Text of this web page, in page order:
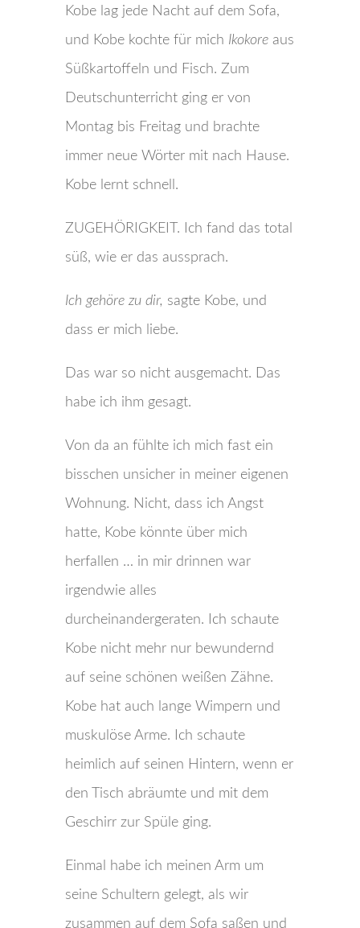
Kobe lag jede Nacht auf dem Sofa,
und Kobe kochte für mich Ikokore aus
Süßkartoffeln und Fisch. Zum
Deutschunterricht ging er von
Montag bis Freitag und brachte
immer neue Wörter mit nach Hause.
Kobe lernt schnell.
ZUGEHÖRIGKEIT. Ich fand das total
süß, wie er das aussprach.
Ich gehöre zu dir, sagte Kobe, und
dass er mich liebe.
Das war so nicht ausgemacht. Das
habe ich ihm gesagt.
Von da an fühlte ich mich fast ein
bisschen unsicher in meiner eigenen
Wohnung. Nicht, dass ich Angst
hatte, Kobe könnte über mich
herfallen … in mir drinnen war
irgendwie alles
durcheinandergeraten. Ich schaute
Kobe nicht mehr nur bewundernd
auf seine schönen weißen Zähne.
Kobe hat auch lange Wimpern und
muskulöse Arme. Ich schaute
heimlich auf seinen Hintern, wenn er
den Tisch abräumte und mit dem
Geschirr zur Spüle ging.
Einmal habe ich meinen Arm um
seine Schultern gelegt, als wir
zusammen auf dem Sofa saßen und